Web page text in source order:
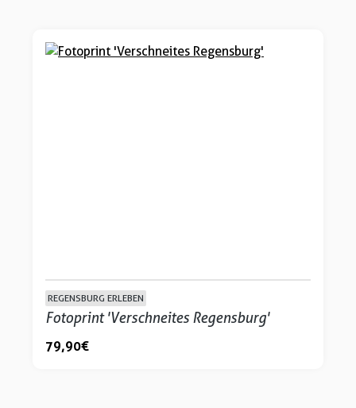
REGENSBURG ERLEBEN
Fotoprint 'Verschneites Regensburg'
79,90 €